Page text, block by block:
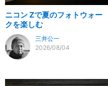
ニコン Zで夏のフォトウォー
クを楽しむ
三井公一
2026/08/04